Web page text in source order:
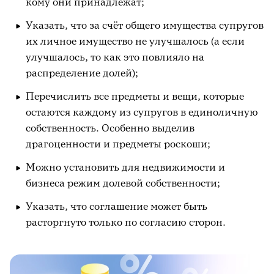
Указать, что за счёт общего имущества супругов
их личное имущество не улучшалось (а если
улучшалось, то как это повлияло на
распределение долей);
Перечислить все предметы и вещи, которые
остаются каждому из супругов в единоличную
собственность. Особенно выделив
драгоценности и предметы роскоши;
Можно установить для недвижимости и
бизнеса режим долевой собственности;
Указать, что соглашение может быть
расторгнуто только по согласию сторон.